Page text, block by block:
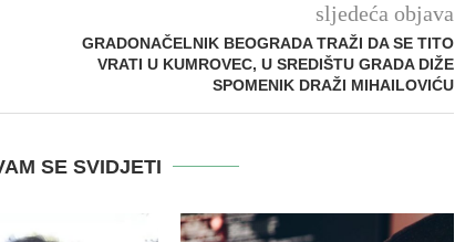
sljedeća objava
GRADONAČELNIK BEOGRADA TRAŽI DA SE TITO
VRATI U KUMROVEC, U SREDIŠTU GRADA DIŽE
SPOMENIK DRAŽI MIHAILOVIĆU
SE SVIDJETI